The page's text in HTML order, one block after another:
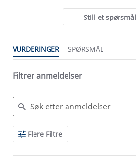
Still et spørsmål
VURDERINGER SPØRSMÅL
Filtrer anmeldelser
Search
ReviewsFlere Filtre